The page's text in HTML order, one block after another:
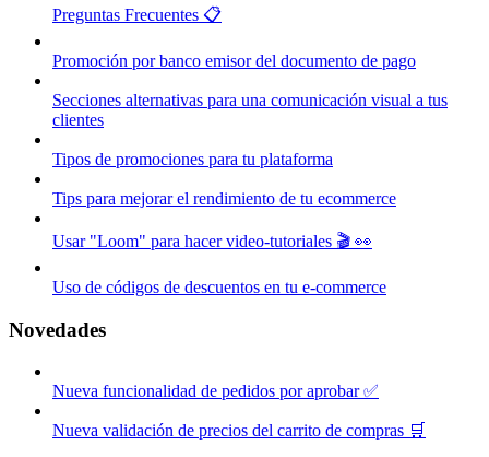
Preguntas Frecuentes 📋
Promoción por banco emisor del documento de pago
Secciones alternativas para una comunicación visual a tus
clientes
Tipos de promociones para tu plataforma
Tips para mejorar el rendimiento de tu ecommerce
Usar "Loom" para hacer video-tutoriales 🎬 👀
Uso de códigos de descuentos en tu e-commerce
Novedades
Nueva funcionalidad de pedidos por aprobar ✅
Nueva validación de precios del carrito de compras 🛒